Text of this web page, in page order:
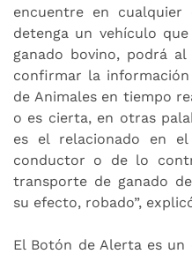
encuentre en
detenga un vehículo
ganado bovino, podrá
confirmar la
de Animales en tiempo
o es cierta, en otras
es el relacionado en
conductor o de lo
transporte de ganado
su efecto, robado”,
El Botón de Alerta es